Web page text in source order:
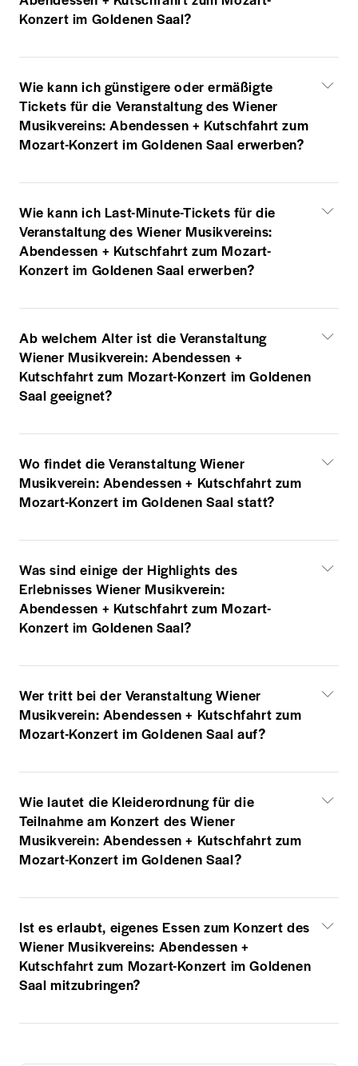
Konzert im Goldenen Saal?
Wie kann ich günstigere oder ermäßigte
Tickets für die Veranstaltung des Wiener
Musikvereins: Abendessen + Kutschfahrt zum
Mozart-Konzert im Goldenen Saal erwerben?
Wie kann ich Last-Minute-Tickets für die
Veranstaltung des Wiener Musikvereins:
Abendessen + Kutschfahrt zum Mozart-
Konzert im Goldenen Saal erwerben?
Ab welchem Alter ist die Veranstaltung
Wiener Musikverein: Abendessen +
Kutschfahrt zum Mozart-Konzert im Goldenen
Saal geeignet?
Wo findet die Veranstaltung Wiener
Musikverein: Abendessen + Kutschfahrt zum
Mozart-Konzert im Goldenen Saal statt?
Was sind einige der Highlights des
Erlebnisses Wiener Musikverein:
Abendessen + Kutschfahrt zum Mozart-
Konzert im Goldenen Saal?
Wer tritt bei der Veranstaltung Wiener
Musikverein: Abendessen + Kutschfahrt zum
Mozart-Konzert im Goldenen Saal auf?
Wie lautet die Kleiderordnung für die
Teilnahme am Konzert des Wiener
Musikverein: Abendessen + Kutschfahrt zum
Mozart-Konzert im Goldenen Saal?
Ist es erlaubt, eigenes Essen zum Konzert des
Wiener Musikvereins: Abendessen +
Kutschfahrt zum Mozart-Konzert im Goldenen
Saal mitzubringen?